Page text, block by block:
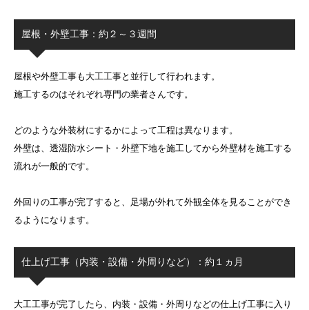
屋根・外壁工事：約２～３週間
屋根や外壁工事も大工工事と並行して行われます。
施工するのはそれぞれ専門の業者さんです。
どのような外装材にするかによって工程は異なります。
外壁は、透湿防水シート・外壁下地を施工してから外壁材を施工する
流れが一般的です。
外回りの工事が完了すると、足場が外れて外観全体を見ることができ
るようになります。
仕上げ工事（内装・設備・外周りなど）：約１ヵ月
大工工事が完了したら、内装・設備・外周りなどの仕上げ工事に入り